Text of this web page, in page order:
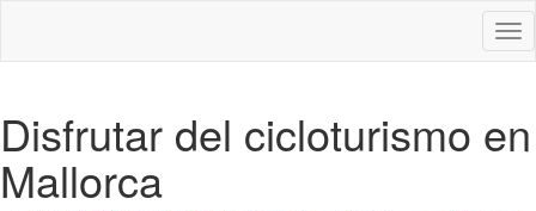
Disfrutar del cicloturismo en
Mallorca